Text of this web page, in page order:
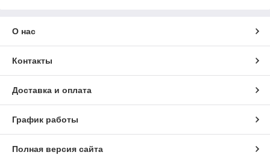
О нас
Контакты
Доставка и оплата
График работы
Полная версия сайта